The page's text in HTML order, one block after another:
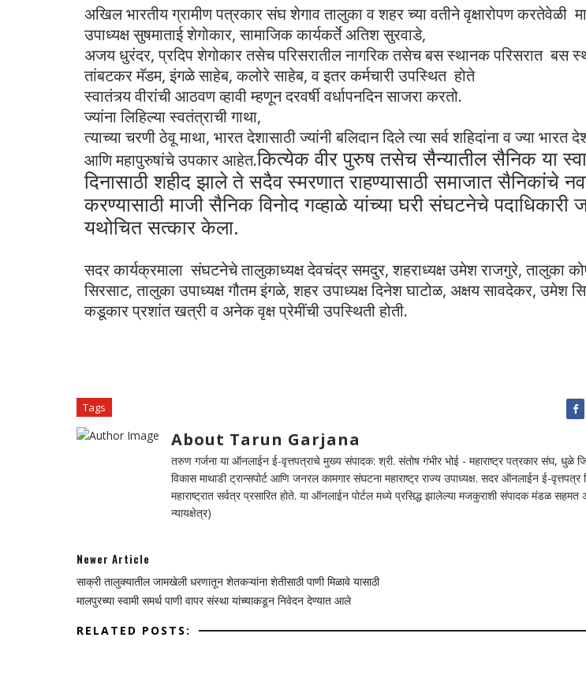
अखिल भारतीय ग्रामीण पत्रकार संघ शेगाव तालुका व शहर च्या वतीने वृक्षारोपण करतेवेळी
उपाध्यक्ष सुषमाताई शेगोकार, सामाजिक कार्यकर्ते अतिश सुरवाडे,
अजय धुरंदर, प्रदिप शेगोकार तसेच परिसरातील नागरिक तसेच बस स्थानक परिसरात बस
तांबटकर मॅडम, इंगळे साहेब, कलोरे साहेब, व इतर कर्मचारी उपस्थित होते
स्वातंत्र्य वीरांची आठवण व्हावी म्हणून दरवर्षी वर्धापनदिन साजरा करतो.
ज्यांना लिहिल्या स्वतंत्राची गाथा,
त्याच्या चरणी ठेवू माथा, भारत देशासाठी ज्यांनी बलिदान दिले त्या सर्व शहिदांना व ज्या भारत
आणि महापुरुषांचे उपकार आहेत.कित्येक वीर पुरुष तसेच सैन्यातील सैनिक या
दिनासाठी शहीद झाले ते सदैव स्मरणात राहण्यासाठी समाजात सैनिकांचे
करण्यासाठी माजी सैनिक विनोद गव्हाळे यांच्या घरी संघटनेचे पदाधिकारी
यथोचित सत्कार केला.
सदर कार्यक्रमाला संघटनेचे तालुकाध्यक्ष देवचंद्र समदुर, शहराध्यक्ष उमेश राजगुरे, तालुका
सिरसाट, तालुका उपाध्यक्ष गौतम इंगळे, शहर उपाध्यक्ष दिनेश घाटोळ, अक्षय सावदेकर, उमेश
कडूकार प्रशांत खत्री व अनेक वृक्ष प्रेमींची उपस्थिती होती.
Tags
About Tarun Garjana
तरुण गर्जना या ऑनलाईन ई-वृत्तपत्राचे मुख्य संपादक: श्री. संतोष गंभीर भोई - महाराष्ट्र पत्रकार संघ, धुळे
विकास माथाडी ट्रान्सपोर्ट आणि जनरल कामगार संघटना महाराष्ट्र राज्य उपाध्यक्ष. सदर ऑनलाईन ई-
महाराष्ट्रात सर्वत्र प्रसारित होते. या ऑनलाईन पोर्टल मध्ये प्रसिद्ध झालेल्या मजकुराशी संपादक मंडळ
न्यायक्षेत्र)
Newer Article
साक्री तालुक्यातील जामखेली धरणातून शेतकऱ्यांना शेतीसाठी पाणी मिळावे यासाठी
मालपुरच्या स्वामी समर्थ पाणी वापर संस्था यांच्याकडून निवेदन देण्यात आले
RELATED POSTS: